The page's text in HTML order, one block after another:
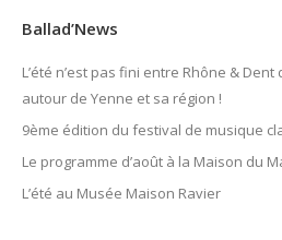
Ballad’News
L’été n’est pas fini entre Rhône &
autour de Yenne et sa région !
9ème édition du festival de musique
Le programme d’août à la Maison du
L’été au Musée Maison Ravier